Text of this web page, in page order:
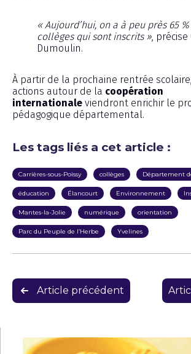
« Aujourd’hui, on a à peu près 65
collèges qui sont inscrits » ,
Dumoulin.
À partir de la prochaine rentrée
actions autour de la coopération
internationale viendront enrichir le
pédagogique départemental.
Les tags liés a cet article :
Carrières-sous-Poissy collèges Département
éducation Élancourt Environnement
Mantes-la-Jolie numérique orientation
Parc du Peuple de l’Herbe Yvelines
Navigation
de
Article précédent